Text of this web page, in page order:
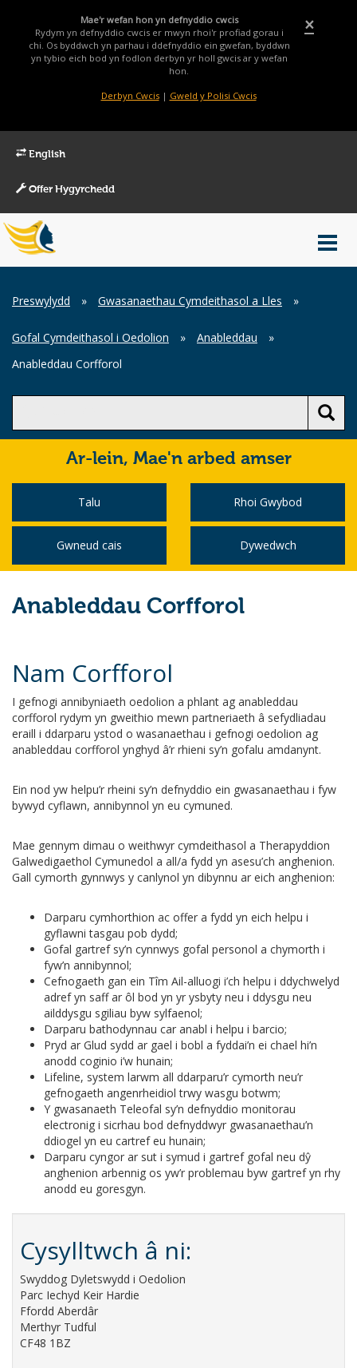
×
Mae'r wefan hon yn defnyddio cwcis
Rydym yn defnyddio cwcis er mwyn rhoi'r profiad gorau i
chi. Os byddwch yn parhau i ddefnyddio ein gwefan, byddwn
yn tybio eich bod yn fodlon derbyn yr holl gwcis ar y wefan
hon.
Derbyn Cwcis| Gweld y Polisi Cwcis
English
Offer Hygyrchedd
Main
Menu
Breadcrumb
Preswylydd » Gwasanaethau Cymdeithasol a Lles »
Gofal Cymdeithasol i Oedolion » Anableddau
»
Anableddau Corfforol
Ar-lein, Mae'n arbed amser
Talu Rhoi Gwybod
Gwneud cais Dywedwch
Anableddau Corfforol
Nam Corfforol
I gefnogi annibyniaeth oedolion a phlant ag anableddau
corfforol rydym yn gweithio mewn partneriaeth â sefydliadau
eraill i ddarparu ystod o wasanaethau i gefnogi oedolion ag
anableddau corfforol ynghyd â’r rhieni sy’n gofalu amdanynt.
Ein nod yw helpu’r rheini sy’n defnyddio ein gwasanaethau i fyw
bywyd cyflawn, annibynnol yn eu cymuned.
Mae gennym dimau o weithwyr cymdeithasol a Therapyddion
Galwedigaethol Cymunedol a all/a fydd yn asesu’ch anghenion.
Gall cymorth gynnwys y canlynol yn dibynnu ar eich anghenion:
Darparu cymhorthion ac offer a fydd yn eich helpu i
gyflawni tasgau pob dydd;
Gofal gartref sy’n cynnwys gofal personol a chymorth i
fyw’n annibynnol;
Cefnogaeth gan ein Tîm Ail-alluogi i’ch helpu i ddychwelyd
adref yn saff ar ôl bod yn yr ysbyty neu i ddysgu neu
ailddysgu sgiliau byw sylfaenol;
Darparu bathodynnau car anabl i helpu i barcio;
Pryd ar Glud sydd ar gael i bobl a fyddai’n ei chael hi’n
anodd coginio i’w hunain;
Lifeline, system larwm all ddarparu’r cymorth neu’r
gefnogaeth angenrheidiol trwy wasgu botwm;
Y gwasanaeth Teleofal sy’n defnyddio monitorau
electronig i sicrhau bod defnyddwyr gwasanaethau’n
ddiogel yn eu cartref eu hunain;
Darparu cyngor ar sut i symud i gartref gofal neu dŷ
anghenion arbennig os yw’r problemau byw gartref yn rhy
anodd eu goresgyn.
Cysylltwch â ni:
Swyddog Dyletswydd i Oedolion
Parc Iechyd Keir Hardie
Ffordd Aberdâr
Merthyr Tudful
CF48 1BZ